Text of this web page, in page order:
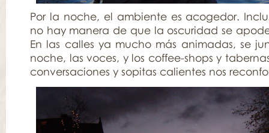
Por la noche, el ambiente es acogedor.
no hay manera de que la oscuridad se
En las calles ya mucho más animadas, se
noche, las voces, y los coffee-shops y
conversaciones y sopitas calientes nos